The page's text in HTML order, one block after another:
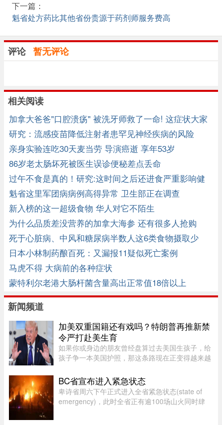
下一篇：
魁省处方药比其他省份贵源于药剂师服务费高
评论 暂无评论
相关阅读
加拿大爸爸"口腔溃疡" 被洗牙师救了一命! 这症状大家
小心！ ...
研究：流感疫苗降低注射者患罕见神经疾病的风险
亲身实验连吃30天麦当劳 导演癌逝 享年53岁
86岁老太肠坏死被医生误诊便秘差点丢命
过午不食是真的！研究:这时间之后还进食严重影响健
康
魁省这里军团病病例高得异常 卫生部正在调查
新入榜的这一超级食物 华人对它不陌生
为什么品质差没营养的加拿大海参 还有很多人抢购
死于心脏病、中风和糖尿病半数人这6类食物摄取少
日本小林制药酿百死：又漏报11疑似死亡案例
马虎不得 大病前的各种症状
蒙特利尔老港大肠杆菌含量高出正常值18倍以上
新闻频道
加美双重国籍还有戏吗？特朗普再推新禁
令严打赴美生育
如果你或身边的朋友曾经盘算过去美国生孩子，给
孩子争一本美国护照，那这条路现在正变得越来越
室签署新行政令，再一次向"生育旅游"开刀。"他们
把出生公民权变成了一个 ...
BC省宣布进入紧急状态
卑诗省周六下午正式进入全省紧急状态(state of
emergency)，此时全省正有逾100场山火同时肆